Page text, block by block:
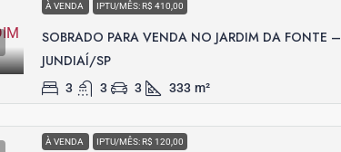
À VENDA IPTU/MÊS: R$ 410,00
SOBRADO PARA VENDA NO JARDIM DA FONTE –
JUNDIAÍ/SP
3 3 3 333 m²
À VENDA IPTU/MÊS: R$ 120,00